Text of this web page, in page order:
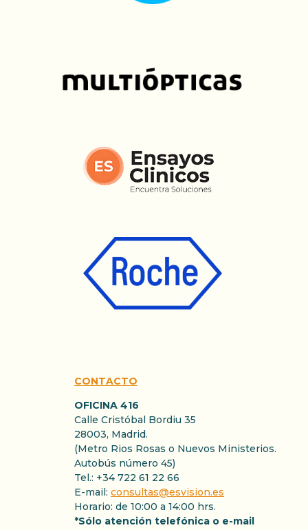
CONTACTO
OFICINA 416
Calle Cristóbal Bordiu 35
28003, Madrid.
(Metro Rios Rosas o Nuevos Ministerios.
Autobús número 45)
Tel.: +34 722 61 22 66
E-mail: consultas@esvision.es
Horario: de 10:00 a 14:00 hrs.
*Sólo atención telefónica o e-mail